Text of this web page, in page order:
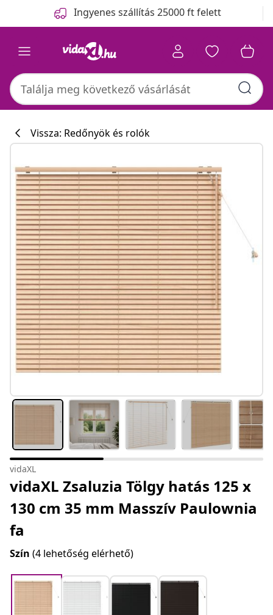
Ingyenes szállítás 25000 ft felett
Vissza: Redőnyök és rolók
vidaXL
vidaXL Zsaluzia Tölgy hatás 125 x
130 cm 35 mm Masszív Paulownia
fa
Szín (4 lehetőség elérhető)